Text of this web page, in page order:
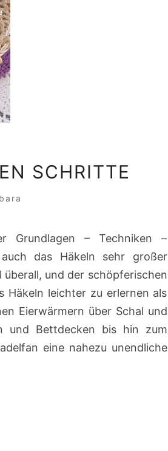
SCHRITTE
Grundlagen – Techniken –
das Häkeln sehr großer
und der schöpferischen
Häkeln leichter zu erlernen als
Eierwärmern über Schal und
und Bettdecken bis hin zum
eine nahezu unendliche